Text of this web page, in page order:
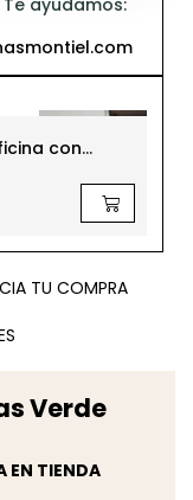
Te ayudamos:
con
TU COMPRA
Verde
EN TIENDA